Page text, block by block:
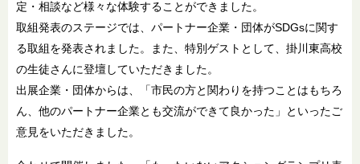
定・相談など様々な体験することができました。
取組発表のステージでは、パートナー企業・団体がSDGsに関す
る取組を発表されました。また、特別ゲストとして、掛川東高校
の生徒さんに登壇していただきました。
出展企業・団体からは、「市民の方と関わりを持つことはもちろ
ん、他のパートナー企業とも交流ができて良かった」といったご
意見をいただきました。